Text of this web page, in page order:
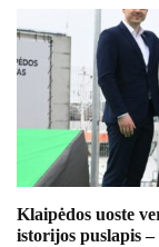
Klaipėdos uoste
istorijos puslapis